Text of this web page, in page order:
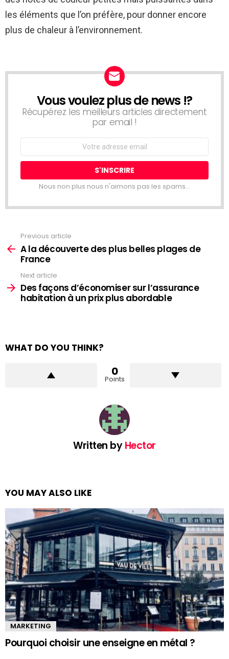
les éléments que l’on préfère, pour donner encore
plus de chaleur à l’environnement.
NEWSLETTER
Vous voulez plus de news !?
Récupérez les meilleurs articles directement
par email !
Nous non plus nous n'aimons pas les spams...
more
Previous article
A la découverte des plus belles plages de
France
Next article
Des façons d’économiser sur l’assurance
habitation à un prix plus abordable
WHAT DO YOU THINK?
0
Points
Written byHector
YOU MAY ALSO LIKE
MARKETING
Pourquoi choisir une enseigne en métal ?